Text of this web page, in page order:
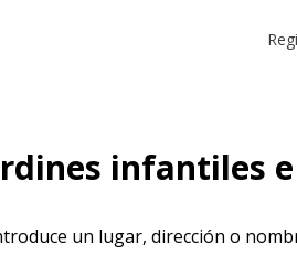
infantiles
un lugar, dirección o